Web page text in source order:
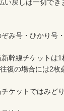
い戻しは一切でき
み号・ひかり号
幹線チケットは1
復の場合には2枚
ケットではみど